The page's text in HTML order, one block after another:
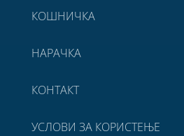
КОШНИЧКА
НАРАЧКА
КОНТАКТ
УСЛОВИ ЗА КОРИСТЕЊЕ